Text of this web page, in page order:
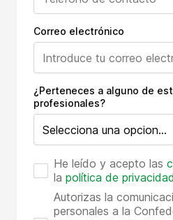
Correo electrónico
¿Perteneces a alguno de
profesionales?
He leído y acepto las
la política de privacidad
Autorizas la
personales a la